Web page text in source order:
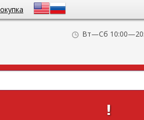
Вт—Сб
!